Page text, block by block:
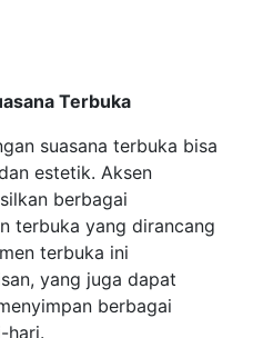
Terbuka
suasana terbuka bisa
estetik. Aksen
berbagai
terbuka yang dirancang
terbuka ini
yang juga dapat
berbagai
hari.